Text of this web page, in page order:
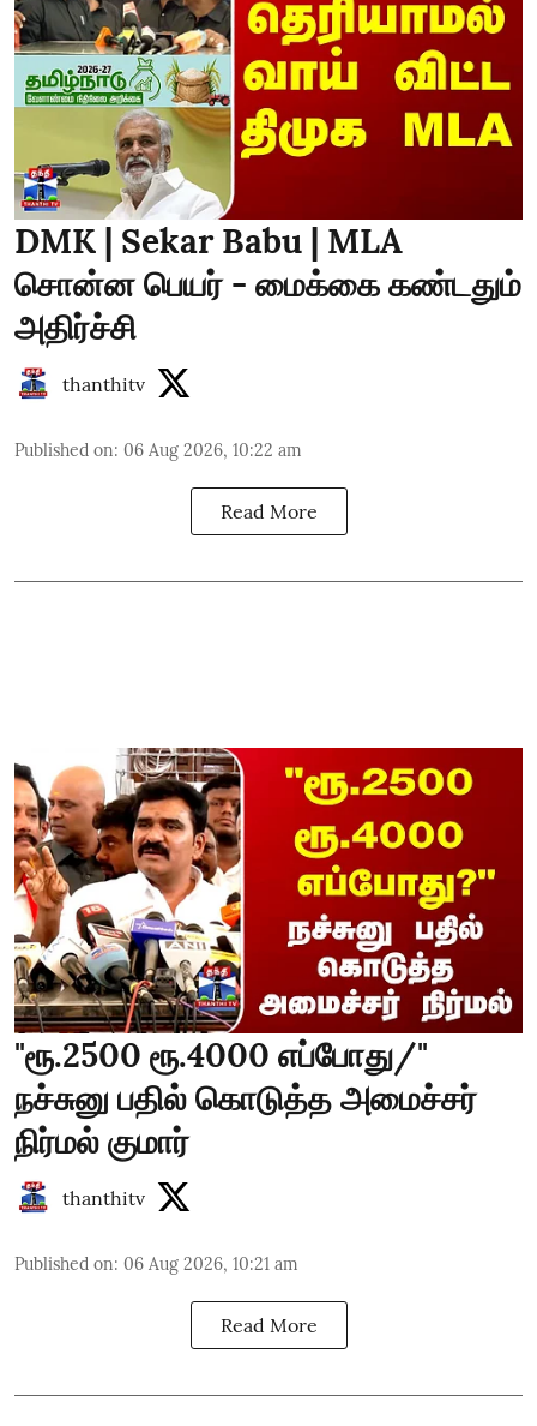
DMK | Sekar Babu | MLA
சொன்ன பெயர் - மைக்கை கண்டதும்
அதிர்ச்சி
thanthitv
Published on: 06 Aug 2026, 10:22 am
Read More
"ரூ.2500 ரூ.4000 எப்போது/"
நச்சுனு பதில் கொடுத்த அமைச்சர்
நிர்மல் குமார்
thanthitv
Published on: 06 Aug 2026, 10:21 am
Read More